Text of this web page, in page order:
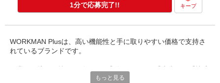
1分で応募完了!! キープ
WORKMAN Plusは、高い機能性と手に取りやすい価格で支持さ
れているブランドです。
もっと見る